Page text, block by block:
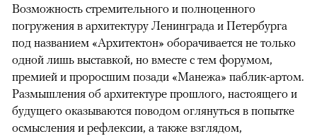
Возможность стремительного и полноценного
погружения в архитектуру Ленинграда и Петербурга
под названием «Архитектон» оборачивается не только
одной лишь выставкой, но вместе с тем форумом,
премией и проросшим позади «Манежа» паблик-артом.
Размышления об архитектуре прошлого, настоящего и
будущего оказываются поводом оглянуться в попытке
осмысления и рефлексии, а также взглядом,